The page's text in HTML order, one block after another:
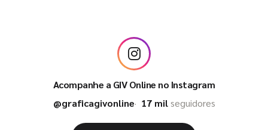
Acompanhe a GIV Online no Instagram
@graficagivonline
17 milseguidores